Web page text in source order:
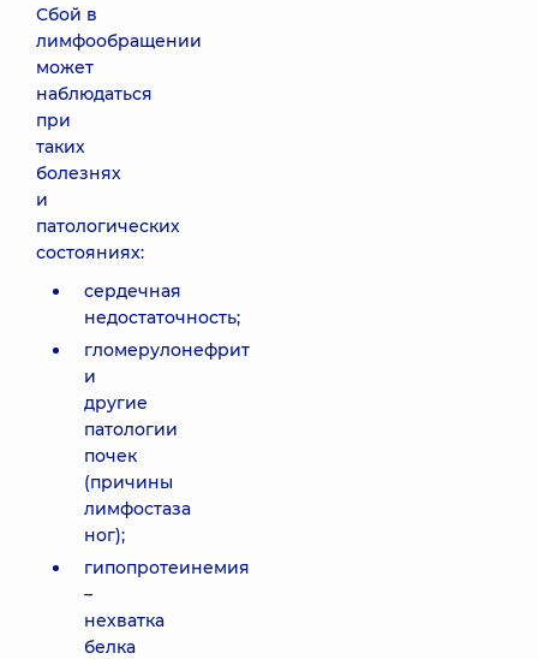
Сбой в
лимфообращении
может
наблюдаться
при
таких
болезнях
и
патологических
состояниях:
сердечная
недостаточность;
гломерулонефрит
и
другие
патологии
почек
(причины
лимфостаза
ног);
гипопротеинемия
–
нехватка
белка